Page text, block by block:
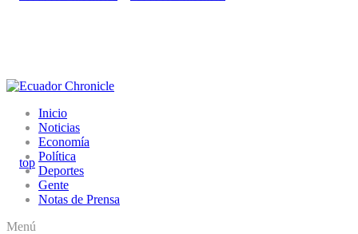
Inicio
Noticias
Economía
Política
Deportes
Gente
Notas de Prensa
Menú